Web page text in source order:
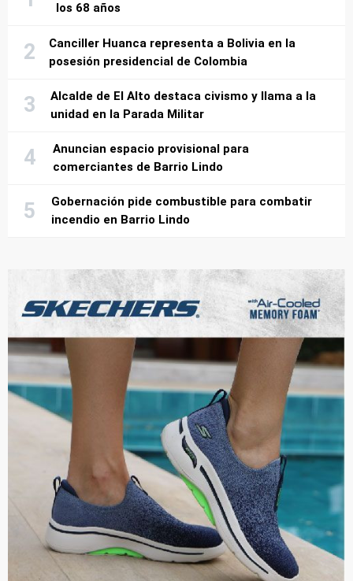
los 68 años
Canciller Huanca representa a Bolivia en la
posesión presidencial de Colombia
Alcalde de El Alto destaca civismo y llama a la
unidad en la Parada Militar
Anuncian espacio provisional para
comerciantes de Barrio Lindo
Gobernación pide combustible para combatir
incendio en Barrio Lindo